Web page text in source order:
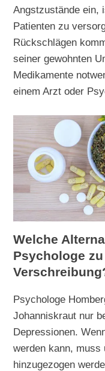
Angstzustände ein,
Patienten zu
Rückschlägen
seiner gewohnten
Medikamente
einem Arzt oder
Welche
Psychologe
Psychologe
Johanniskraut nur
Depressionen.
werden kann,
hinzugezogen